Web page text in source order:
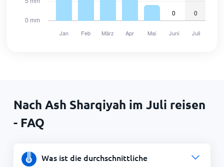
Nach Ash Sharqiyah im Juli reisen
- FAQ
Was ist die durchschnittliche